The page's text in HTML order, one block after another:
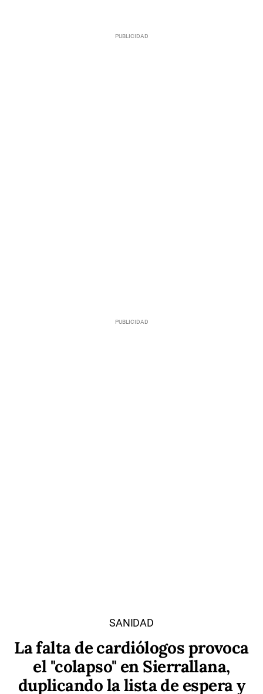
SANIDAD
La falta de cardiólogos provoca
el "colapso" en Sierrallana,
duplicando la lista de espera y